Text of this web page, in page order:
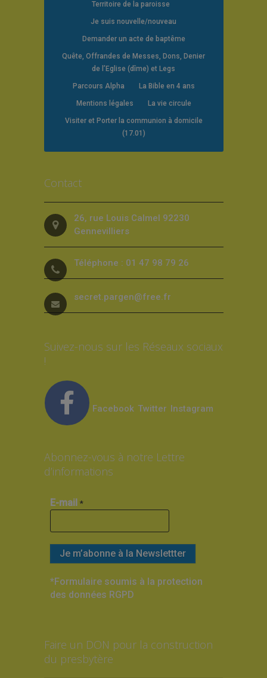
Territoire de la paroisse
Je suis nouvelle/nouveau
Demander un acte de baptême
Quête, Offrandes de Messes, Dons, Denier
de l’Eglise (dîme) et Legs
Parcours Alpha La Bible en 4 ans
Mentions légales La vie circule
Visiter et Porter la communion à domicile
(17.01)
Contact
26, rue Louis Calmel 92230
Gennevilliers
Téléphone : 01 47 98 79 26
secret.pargen@free.fr
Suivez-nous sur les Réseaux sociaux
!
Facebook Twitter Instagram
Abonnez-vous à notre Lettre
d’informations
E-mail *
*Formulaire soumis à la protection
des données RGPD
Faire un DON pour la construction
du presbytère